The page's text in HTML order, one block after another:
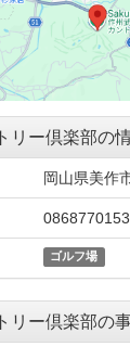
リー倶楽部の
岡山県美作
0868770153
ゴルフ場
リー倶楽部の